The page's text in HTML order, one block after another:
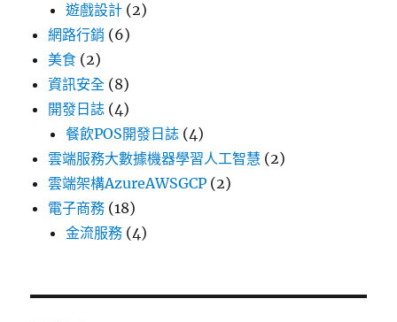
遊戲設計 (2)
網路行銷 (6)
美食 (2)
資訊安全 (8)
開發日誌 (4)
餐飲POS開發日誌 (4)
雲端服務大數據機器學習人工智慧 (2)
雲端架構AzureAWSGCP (2)
電子商務 (18)
金流服務 (4)